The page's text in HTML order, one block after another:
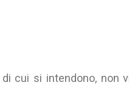
cui si intendono, non